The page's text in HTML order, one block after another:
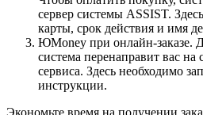
сервер системы ASSIST.
карты, срок действия и имя
ЮMoney при онлайн-заказе.
система перенаправит вас на
сервиса. Здесь необходимо
инструкции.
Экономьте время на получении